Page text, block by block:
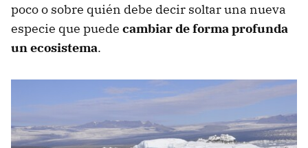
poco o sobre quién debe decir soltar una nueva
especie que puede cambiar de forma profunda
un ecosistema.